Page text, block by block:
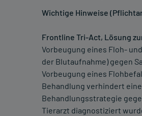
Wichtige Hinweise
Frontline Tri-Act, Lösung
Vorbeugung eines Floh-
der Blutaufnahme) gegen
Vorbeugung eines
Behandlung verhindert
Behandlungsstrategie
Tierarzt diagnostiziert